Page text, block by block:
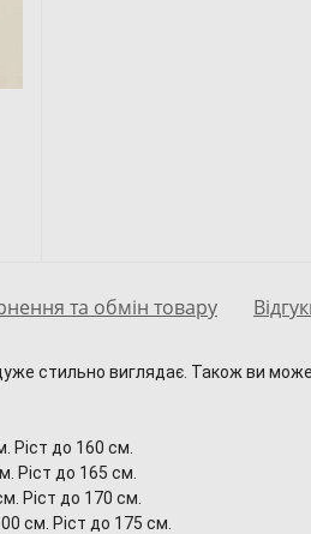
та обмін товару
стильно виглядає. Також ви
Ріст до 160 см.
Ріст до 165 см.
Ріст до 170 см.
см. Ріст до 175 см.